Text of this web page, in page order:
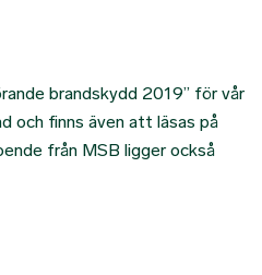
brandskydd 2019” för vår
och finns även att läsas på
från MSB ligger också